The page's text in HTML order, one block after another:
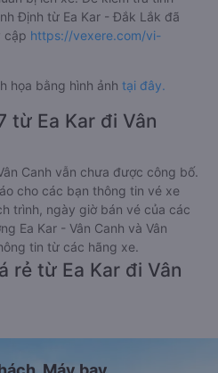
điểm đón, điểm trả và nhập
vé xe đi Vân Canh - Bình
toán vé phù hợp và tiến hành
xe khách đi Vân Canh - Bình
vô cùng đơn giản, tiện lợi khi
tại các cửa hàng tiện lợi và
toán quốc tế (Visa, Master
đã đăng ký thanh toán trực